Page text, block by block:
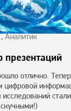
Аналитик
презентаций
отлично.
цифровой
исследований